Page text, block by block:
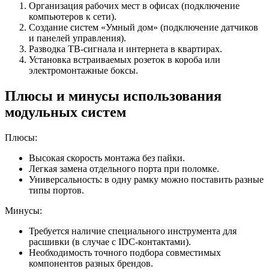
Организация рабочих мест в офисах (подключение
компьютеров к сети).
Создание систем «Умный дом» (подключение датчиков
и панелей управления).
Разводка ТВ-сигнала и интернета в квартирах.
Установка встраиваемых розеток в короба или
электромонтажные боксы.
Плюсы и минусы использования
модульных систем
Плюсы:
Высокая скорость монтажа без пайки.
Легкая замена отдельного порта при поломке.
Универсальность: в одну рамку можно поставить разные
типы портов.
Минусы:
Требуется наличие специального инструмента для
расшивки (в случае с IDC-контактами).
Необходимость точного подбора совместимых
компонентов разных брендов.